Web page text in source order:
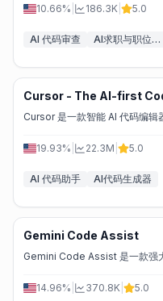
10.66%
186.3K 5.0
AI 代码审查 AI求职与职位匹配工具
Cursor - The AI-first
Cursor 是一款智能 AI 代码编辑
19.93% 22.3M 5.0
AI 代码助手 AI代码生成器
Gemini Code Assist
Gemini Code Assist 是一款强
14.96% 370.8K 5.0